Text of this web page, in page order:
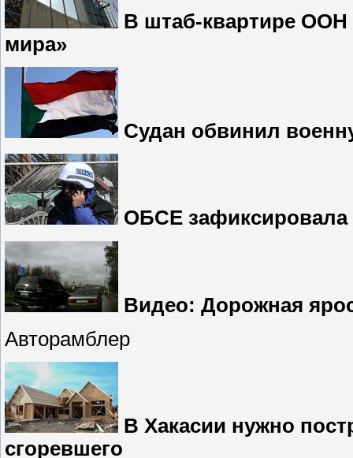
В штаб-квартире ООН
мира»
Судан обвинил
ОБСЕ
Видео: Дорожная
Авторамблер
В Хакасии нужно
сгоревшего